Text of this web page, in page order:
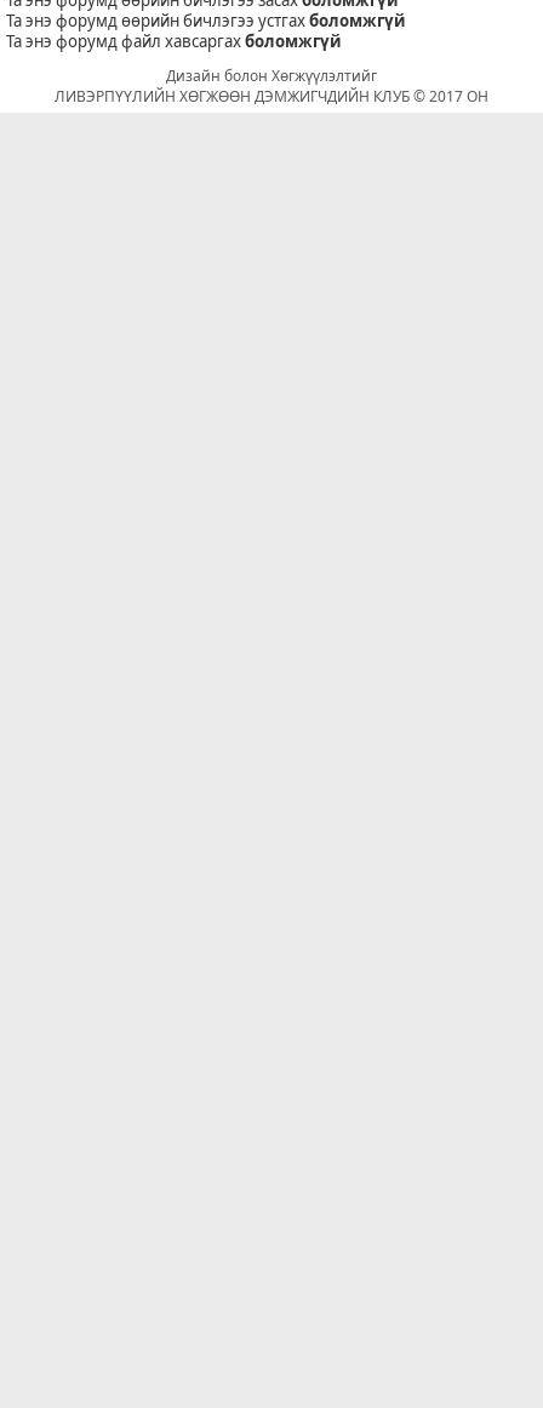
Та энэ форумд өөрийн бичлэгээ устгахболомжгүй
Та энэ форумд файл хавсаргахболомжгүй
Дизайн болон Хөгжүүлэлтийг
ЛИВЭРПҮҮЛИЙН ХӨГЖӨӨН ДЭМЖИГЧДИЙН КЛУБ © 2017 ОН